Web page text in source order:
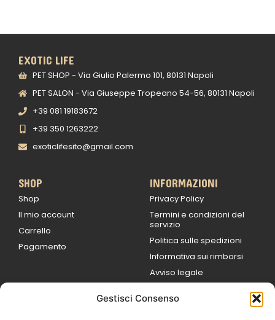
Gestisci Consenso
EXOTIC LIFE
PET SHOP - Via Giulio Palermo 101, 80131 Napoli
PET SALON - Via Giuseppe Tropeano 54-56, 80131 Napoli
+39 081 19183672
+39 350 1263222
exoticlifesito@gmail.com
SHOP
Shop
Il mio account
Carrello
Pagamento
INFORMAZIONI
Privacy Policy
Termini e condizioni del
servizio
Politica sulle spedizioni
Informativa sui rimborsi
Avviso legale
9:00